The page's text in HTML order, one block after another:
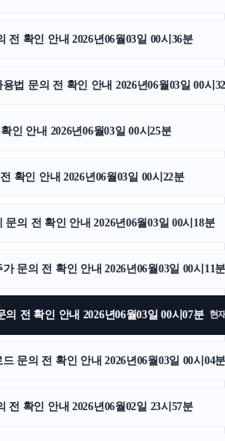
하남하수구막힘
마포하수구막힘
전 확인 안내 2026년06월03일 00시36분
법 문의 전 확인 안내 2026년06월03일 00시
인 안내 2026년06월03일 00시25분
확인 안내 2026년06월03일 00시22분
문의 전 확인 안내 2026년06월03일 00시18분
문의 전 확인 안내 2026년06월03일 00시11
의 전 확인 안내 2026년06월03일 00시07분 현
문의 전 확인 안내 2026년06월03일 00시04
전 확인 안내 2026년06월02일 23시57분